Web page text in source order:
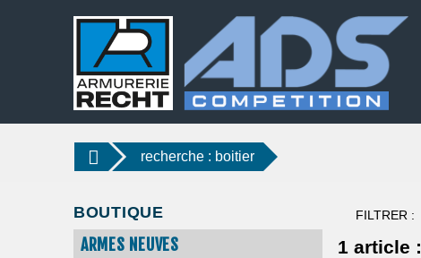
recherche : boitier
BOUTIQUE
ARMES NEUVES
FILTRER :
1 article :